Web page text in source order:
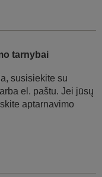
tarnybai
susisiekite su
el. paštu. Jei jūsų
aptarnavimo